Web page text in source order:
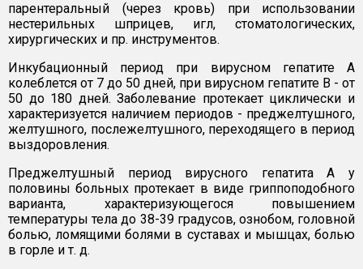
парентеральный (через кровь) при использовании
нестерильных шприцев, игл, стоматологических,
хирургических и пр. инструментов.
Инкубационный период при вирусном гепатите А
колеблется от 7 до 50 дней, при вирусном гепатите В - от
50 до 180 дней. Заболевание протекает циклически и
характеризуется наличием периодов - преджелтушного,
желтушного, послежелтушного, переходящего в период
выздоровления.
Преджелтушный период вирусного гепатита А у
половины больных протекает в виде гриппоподобного
варианта, характеризующегося повышением
температуры тела до 38-39 градусов, ознобом, головной
болью, ломящими болями в суставах и мышцах, болью
в горле и т. д.